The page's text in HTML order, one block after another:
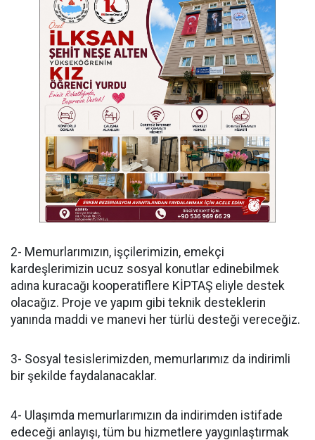
2- Memurlarımızın, işçilerimizin, emekçi
kardeşlerimizin ucuz sosyal konutlar edinebilmek
adına kuracağı kooperatiflere KİPTAŞ eliyle destek
olacağız. Proje ve yapım gibi teknik desteklerin
yanında maddi ve manevi her türlü desteği vereceğiz.
3- Sosyal tesislerimizden, memurlarımız da indirimli
bir şekilde faydalanacaklar.
4- Ulaşımda memurlarımızın da indirimden istifade
edeceği anlayışı, tüm bu hizmetlere yaygınlaştırmak